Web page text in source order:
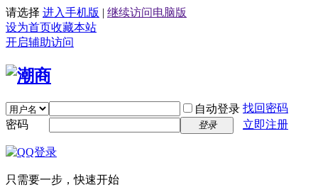
请选择 进入手机版 | 继续访问电脑版
设为首页收藏本站
开启辅助访问
自动登录 找回密码
密码
登录 立即注册
只需要一步，快速开始